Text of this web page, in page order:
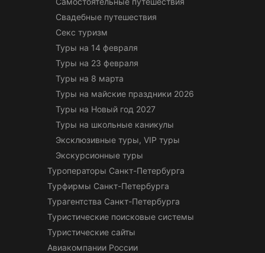
Свадебные путешествия
Секс туризм
Туры на 14 февраля
Туры на 23 февраля
Туры на 8 марта
Туры на майские праздники 2026
Туры на Новый год 2027
Туры на школьные каникулы
Эксклюзивные туры, VIP туры
Экскурсионные туры
Туроператоры Санкт-Петербурга
Турфирмы Санкт-Петербурга
Турагентства Санкт-Петербурга
Туристические поисковые системы
Туристические сайты
Авиакомпании России